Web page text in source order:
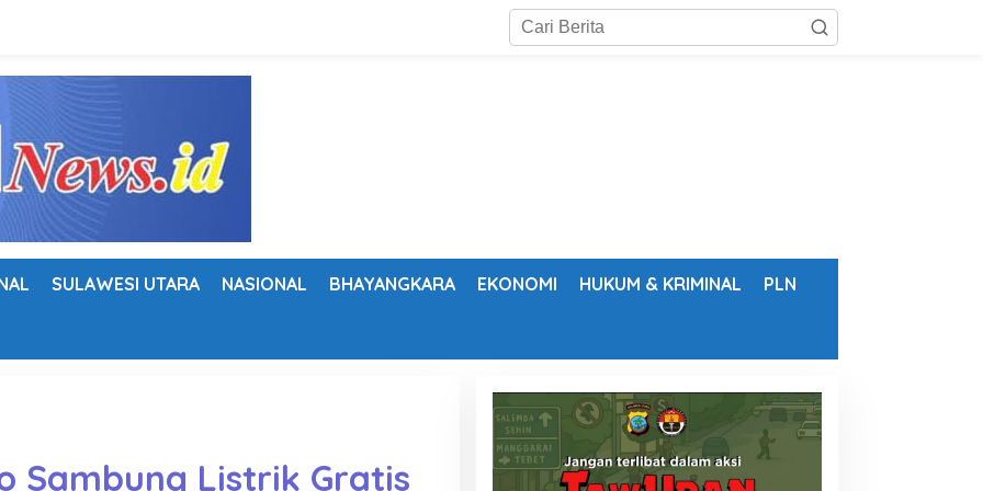
SULAWESI UTARA NASIONAL BHAYANGKARA EKONOMI HUKUM & KRIMINAL PLN
Sambung Listrik Gratis